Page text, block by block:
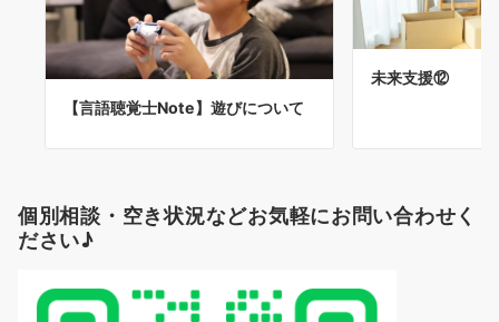
【言語聴覚士Note】遊びについて
未来支援⑫
個別相談・空き状況などお気軽にお問い合わせく
ださい♪